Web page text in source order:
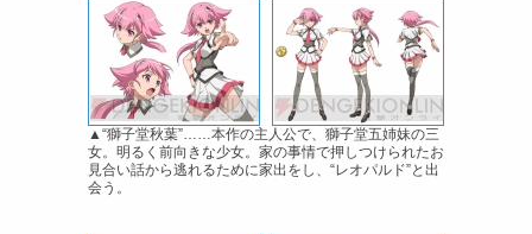
▲“獅子堂秋葉”……本作の主人公で、獅子堂五姉妹の三
女。明るく前向きな少女。家の事情で押しつけられたお
見合い話から逃れるために家出をし、“レオパルド”と出
会う。